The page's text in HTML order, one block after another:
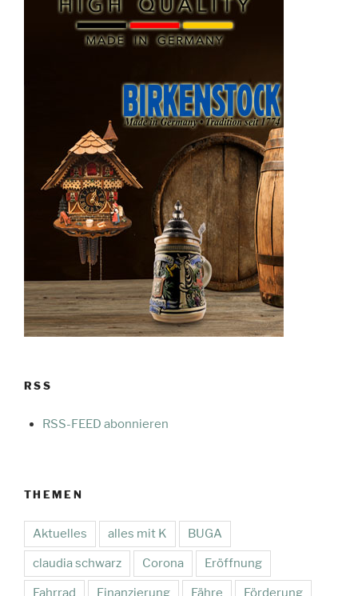
RSS
RSS-FEED abonnieren
THEMEN
Aktuelles alles mit K BUGA
claudia schwarz Corona Eröffnung
Fahrrad Finanzierung Fähre Förderung